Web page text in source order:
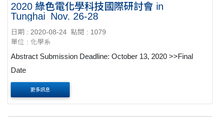
2020 綠色電化學科技國際研討會 in
Tunghai_Nov. 26-28
日期 : 2020-08-24 點閱 : 1079
單位 : 化學系
Abstract Submission Deadline: October 13, 2020 >>Final
Date
更多訊息